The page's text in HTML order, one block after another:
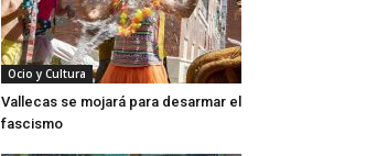
Ocio y Cultura
Vallecas se mojará para desarmar el
fascismo